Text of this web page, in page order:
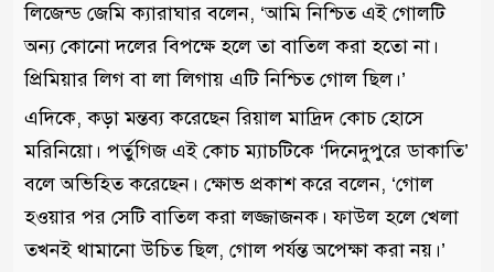
লিজেন্ড জেমি ক্যারাঘার বলেন, ‘আমি নিশ্চিত এই গোলটি
অন্য কোনো দলের বিপক্ষে হলে তা বাতিল করা হতো না।
প্রিমিয়ার লিগ বা লা লিগায় এটি নিশ্চিত গোল ছিল।’
এদিকে, কড়া মন্তব্য করেছেন রিয়াল মাদ্রিদ কোচ হোসে
মরিনিয়ো। পর্তুগিজ এই কোচ ম্যাচটিকে ‘দিনেদুপুরে ডাকাতি’
বলে অভিহিত করেছেন। ক্ষোভ প্রকাশ করে বলেন, ‘গোল
হওয়ার পর সেটি বাতিল করা লজ্জাজনক। ফাউল হলে খেলা
তখনই থামানো উচিত ছিল, গোল পর্যন্ত অপেক্ষা করা নয়।’